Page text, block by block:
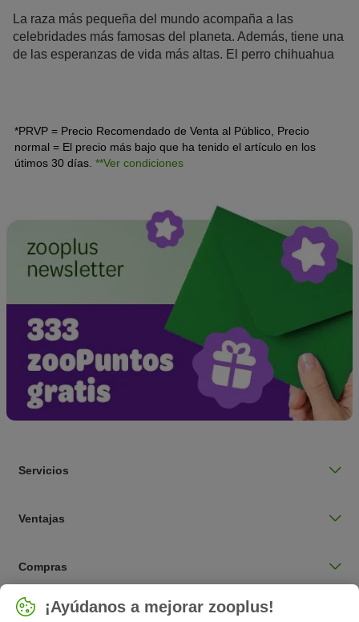
La raza más pequeña del mundo acompaña a las
celebridades más famosas del planeta. Además, tiene una
de las esperanzas de vida más altas. El perro chihuahua
*PRVP = Precio Recomendado de Venta al Público, Precio
normal = El precio más bajo que ha tenido el artículo en los
útimos 30 días. **Ver condiciones
Servicios
Ventajas
Compras
Seleccionar país
¡Ayúdanos a mejorar zooplus!